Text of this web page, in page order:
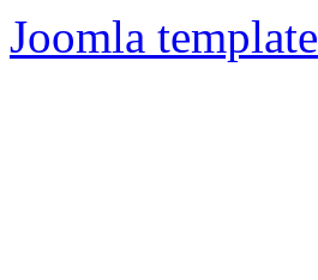
Joomla template